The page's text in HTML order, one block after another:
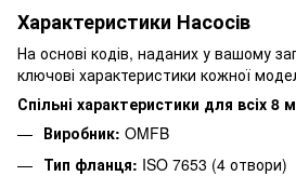
Характеристики Насосів
На основі кодів, наданих у вашому
ключові характеристики кожної
Спільні характеристики для всіх 8
Виробник: OMFB
Тип фланця: ISO 7653 (4 отвори)